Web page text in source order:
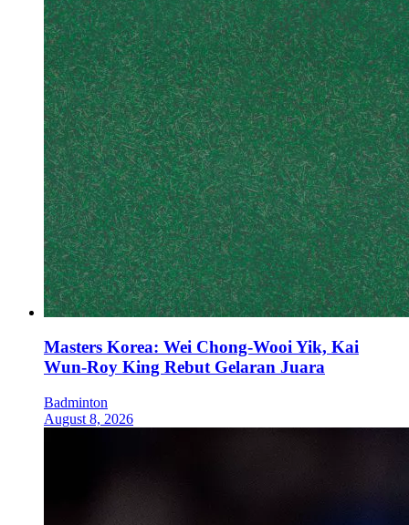
Masters Korea: Wei Chong-Wooi Yik, Kai
Wun-Roy King Rebut Gelaran Juara
Badminton
August 8, 2026